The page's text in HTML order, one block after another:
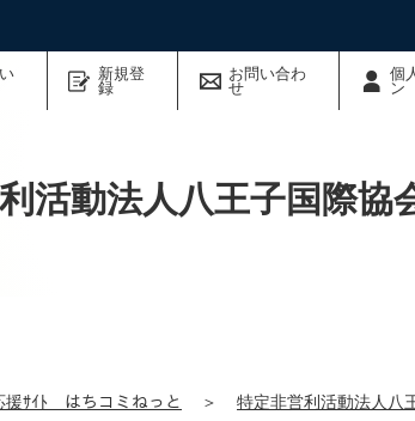
新規登
録
お問い合わ
せ
個
ン
活動法人八王子国際協
援ｻｲﾄ はちコミねっと ＞ 特定非営利活動法人八